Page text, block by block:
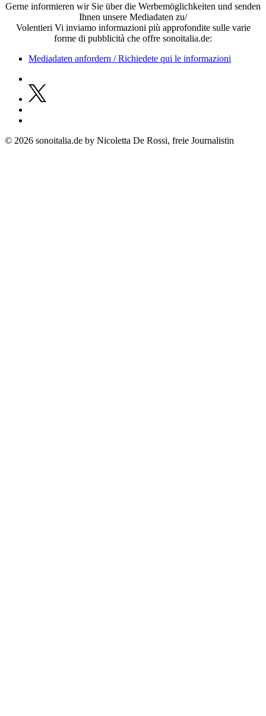
Gerne informieren wir Sie über die Werbemöglichkeiten und senden
Ihnen unsere Mediadaten zu/
Volentieri Vi inviamo informazioni più approfondite sulle varie
forme di pubblicità che offre sonoitalia.de:
Mediadaten anfordern / Richiedete qui le informazioni
© 2026 sonoitalia.de by Nicoletta De Rossi, freie Journalistin